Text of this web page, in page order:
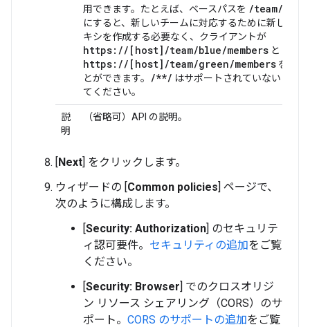
用できます。たとえば、ベースパスを /team/*/
にすると、新しいチームに対応するために新しい
キシを作成する必要なく、クライアントが
https://[host]/team/blue/members と
https://[host]/team/green/members を呼び
とができます。
/**/ はサポートされていないこと
てください。
説
明
（省略可）API の説明。
[Next] をクリックします。
ウィザードの [Common policies] ページで、
次のように構成します。
[Security: Authorization] のセキュリテ
ィ認可要件。 セキュリティの追加をご覧
ください。
[Security: Browser] でのクロスオリジ
ン リソース シェアリング（CORS）のサ
ポート。 CORS のサポートの追加をご覧